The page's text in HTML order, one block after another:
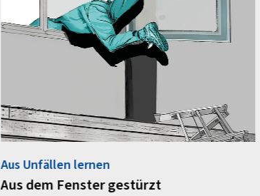
Aus Unfällen lernen
Aus dem Fenster gestürzt